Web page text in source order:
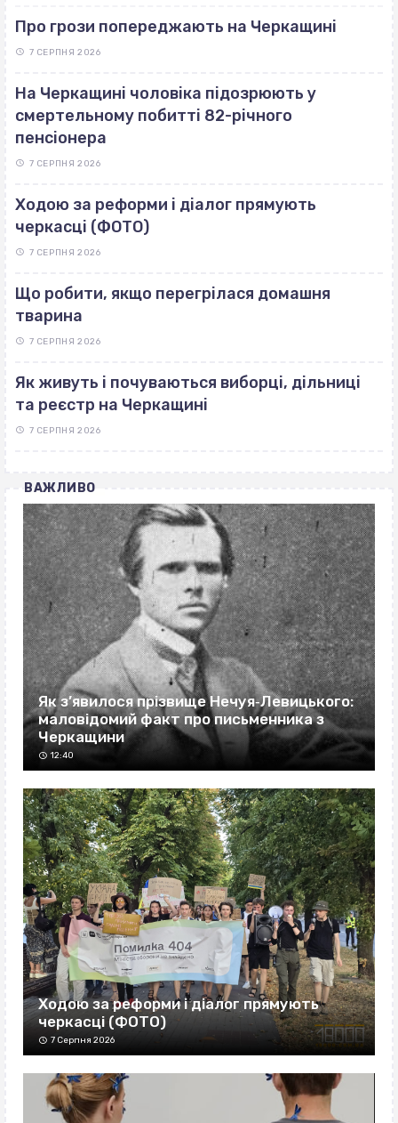
Про грози попереджають на Черкащині
7 СЕРПНЯ 2026
На Черкащині чоловіка підозрюють у
смертельному побитті 82-річного
пенсіонера
7 СЕРПНЯ 2026
Ходою за реформи і діалог прямують
черкасці (ФОТО)
7 СЕРПНЯ 2026
Що робити, якщо перегрілася домашня
тварина
7 СЕРПНЯ 2026
Як живуть і почуваються виборці, дільниці
та реєстр на Черкащині
7 СЕРПНЯ 2026
ВАЖЛИВО
Як з’явилося прізвище Нечуя‐Левицького:
маловідомий факт про письменника з
Черкащини
12:40
Ходою за реформи і діалог прямують
черкасці (ФОТО)
7 Серпня 2026